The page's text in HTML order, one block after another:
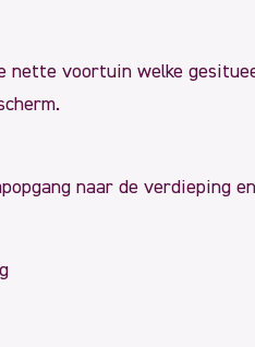
nette voortuin welke
naar de verdieping